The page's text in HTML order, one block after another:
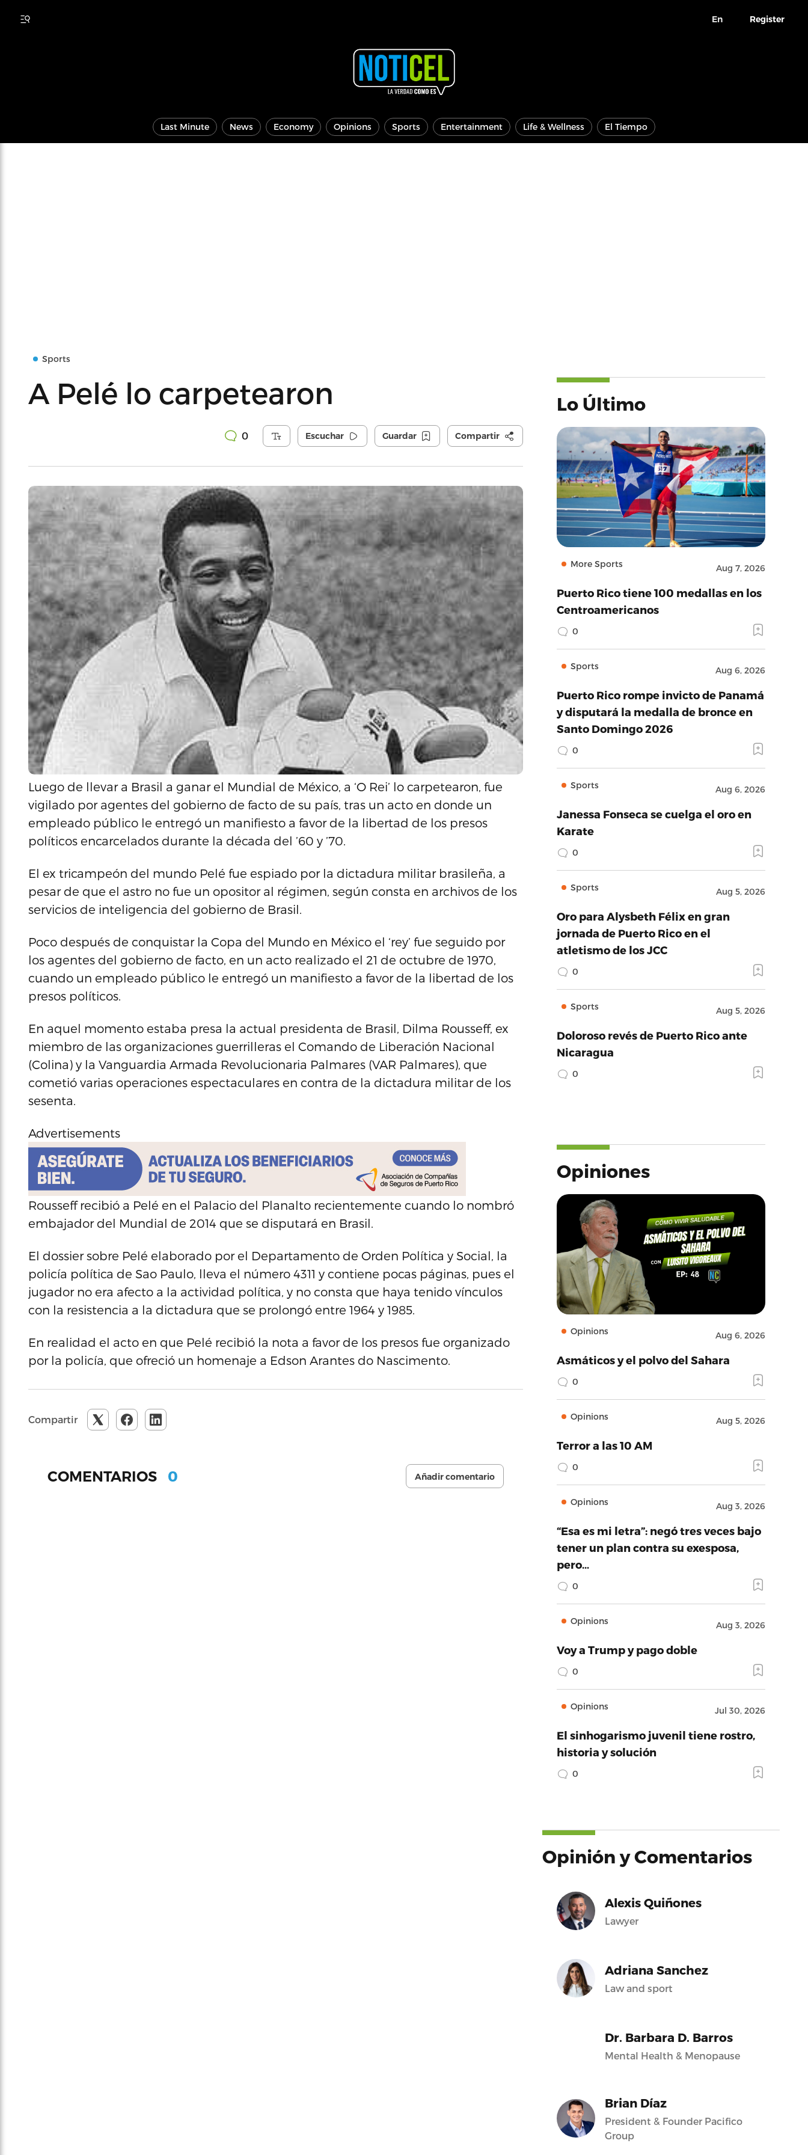
En Register
Last Minute News Economy Opinions Sports Entertainment Life & Wellness El Tiempo
Sports
A Pelé lo carpetearon
0 Escuchar Guardar Compartir
Luego de llevar a Brasil a ganar el Mundial de México, a ‘O Rei’ lo carpetearon, fue
vigilado por agentes del gobierno de facto de su país, tras un acto en donde un
empleado público le entregó un manifiesto a favor de la libertad de los presos
políticos encarcelados durante la década del ’60 y ’70.
El ex tricampeón del mundo Pelé fue espiado por la dictadura militar brasileña, a
pesar de que el astro no fue un opositor al régimen, según consta en archivos de los
servicios de inteligencia del gobierno de Brasil.
Poco después de conquistar la Copa del Mundo en México el ‘rey’ fue seguido por
los agentes del gobierno de facto, en un acto realizado el 21 de octubre de 1970,
cuando un empleado público le entregó un manifiesto a favor de la libertad de los
presos políticos.
En aquel momento estaba presa la actual presidenta de Brasil, Dilma Rousseff, ex
miembro de las organizaciones guerrilleras el Comando de Liberación Nacional
(Colina) y la Vanguardia Armada Revolucionaria Palmares (VAR Palmares), que
cometió varias operaciones espectaculares en contra de la dictadura militar de los
sesenta.
Advertisements
Rousseff recibió a Pelé en el Palacio del Planalto recientemente cuando lo nombró
embajador del Mundial de 2014 que se disputará en Brasil.
El dossier sobre Pelé elaborado por el Departamento de Orden Política y Social, la
policía política de Sao Paulo, lleva el número 4311 y contiene pocas páginas, pues el
jugador no era afecto a la actividad política, y no consta que haya tenido vínculos
con la resistencia a la dictadura que se prolongó entre 1964 y 1985.
En realidad el acto en que Pelé recibió la nota a favor de los presos fue organizado
por la policía, que ofreció un homenaje a Edson Arantes do Nascimento.
Compartir
COMENTARIOS 0 Añadir comentario
Lo Último
More Sports Aug 7, 2026
Puerto Rico tiene 100 medallas en los
Centroamericanos
0
Sports Aug 6, 2026
Puerto Rico rompe invicto de Panamá
y disputará la medalla de bronce en
Santo Domingo 2026
0
Sports Aug 6, 2026
Janessa Fonseca se cuelga el oro en
Karate
0
Sports Aug 5, 2026
Oro para Alysbeth Félix en gran
jornada de Puerto Rico en el
atletismo de los JCC
0
Sports Aug 5, 2026
Doloroso revés de Puerto Rico ante
Nicaragua
0
Opiniones
Opinions Aug 6, 2026
Asmáticos y el polvo del Sahara
0
Opinions Aug 5, 2026
Terror a las 10 AM
0
Opinions Aug 3, 2026
“Esa es mi letra”: negó tres veces bajo
tener un plan contra su exesposa,
pero…
0
Opinions Aug 3, 2026
Voy a Trump y pago doble
0
Opinions Jul 30, 2026
El sinhogarismo juvenil tiene rostro,
historia y solución
0
Opinión y Comentarios
Alexis Quiñones
Lawyer
Adriana Sanchez
Law and sport
Dr. Barbara D. Barros
Mental Health & Menopause
Brian Díaz
President & Founder Pacifico
Group